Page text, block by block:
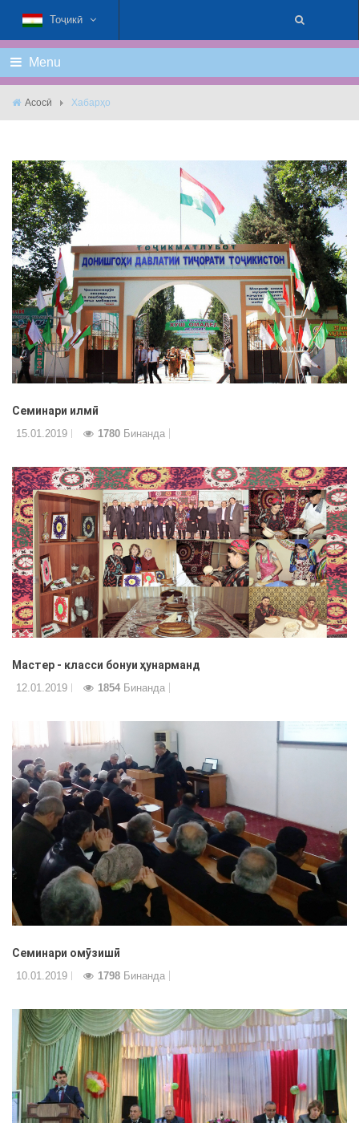
Тоҷикӣ
Menu
Асосӣ Хабарҳо
Семинари илмӣ
15.01.2019 1780 Бинанда
Мастер - класси бонуи ҳунарманд
12.01.2019 1854 Бинанда
Семинари омӯзишӣ
10.01.2019 1798 Бинанда